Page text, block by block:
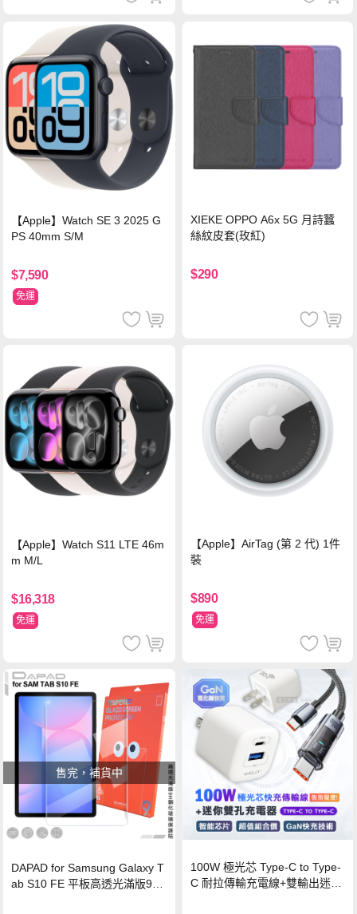
【Apple】Watch SE 3 2025 G
PS 40mm S/M
$7,590
免運
XIEKE OPPO A6x 5G 月詩蠶
絲紋皮套(玫紅)
$290
【Apple】Watch S11 LTE 46m
m M/L
$16,318
免運
【Apple】AirTag (第 2 代) 1件
裝
$890
免運
售完，補貨中
DAPAD for Samsung Galaxy T
ab S10 FE 平板高透光滿版9H
100W 極光芯 Type-C to Type-
C 耐拉傳輸充電線+雙輸出迷你